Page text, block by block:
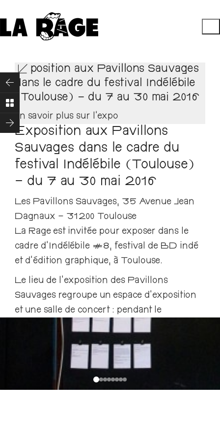
Exposition aux Pavillons Sauvages
dans le cadre du festival Indélébile
(Toulouse) – du 7 au 30 mai 2016
en savoir plus sur l'expo
Exposition aux Pavillons
Sauvages dans le cadre du
festival Indélébile (Toulouse)
– du 7 au 30 mai 2016
Les Pavillons Sauvages, 35 Avenue Jean
Dagnaux – 31200 Toulouse
La Rage est invitée pour exposer dans le
cadre d’Indélébile #8, festival de BD indé
et d’édition graphique, à Toulouse.
Le lieu de l’exposition des Pavillons
Sauvages regroupe un espace d’exposition
et une salle de concert : pendant le
vernissage le 7 mai, stands de sérigraphie et
de fanzine féministes ont pris place dans
l’espace d’exposition ! La soirée s’est
poursuivit avec les concerts de Cha.Ne.Ca,
Émasculation, Vices et Râlements Déviant et